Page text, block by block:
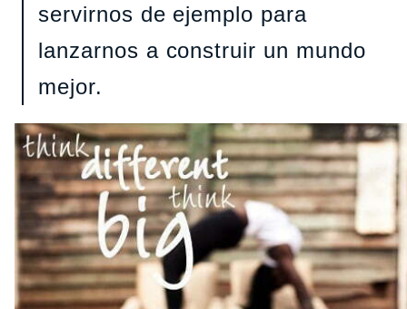
servirnos de ejemplo para
lanzarnos a construir un mundo
mejor.